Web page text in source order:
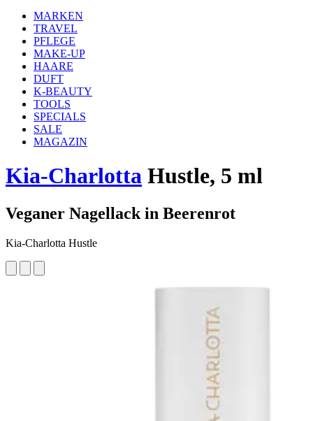
MARKEN
TRAVEL
PFLEGE
MAKE-UP
HAARE
DUFT
K-BEAUTY
TOOLS
SPECIALS
SALE
MAGAZIN
Kia-Charlotta Hustle, 5 ml
Veganer Nagellack in Beerenrot
Kia-Charlotta Hustle